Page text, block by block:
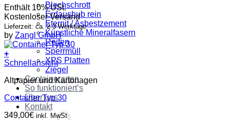
Blechschrott
Erdaushub rein
Eternit / Asbestzement
Künstliche Mineralfasern
Reifen
Sperrmüll
XPS Platten
Ziegel
Containerarten
So funktioniert’s
Über uns
Kontakt
Enthält 10% USt.
Kostenloser Versand
Lieferzeit: ca. 2-3 Werktage
by Zangl GmbH
+
Schnellansicht
Altpapier und Kartonagen
Container Typ 30
349,00€ inkl. MwSt